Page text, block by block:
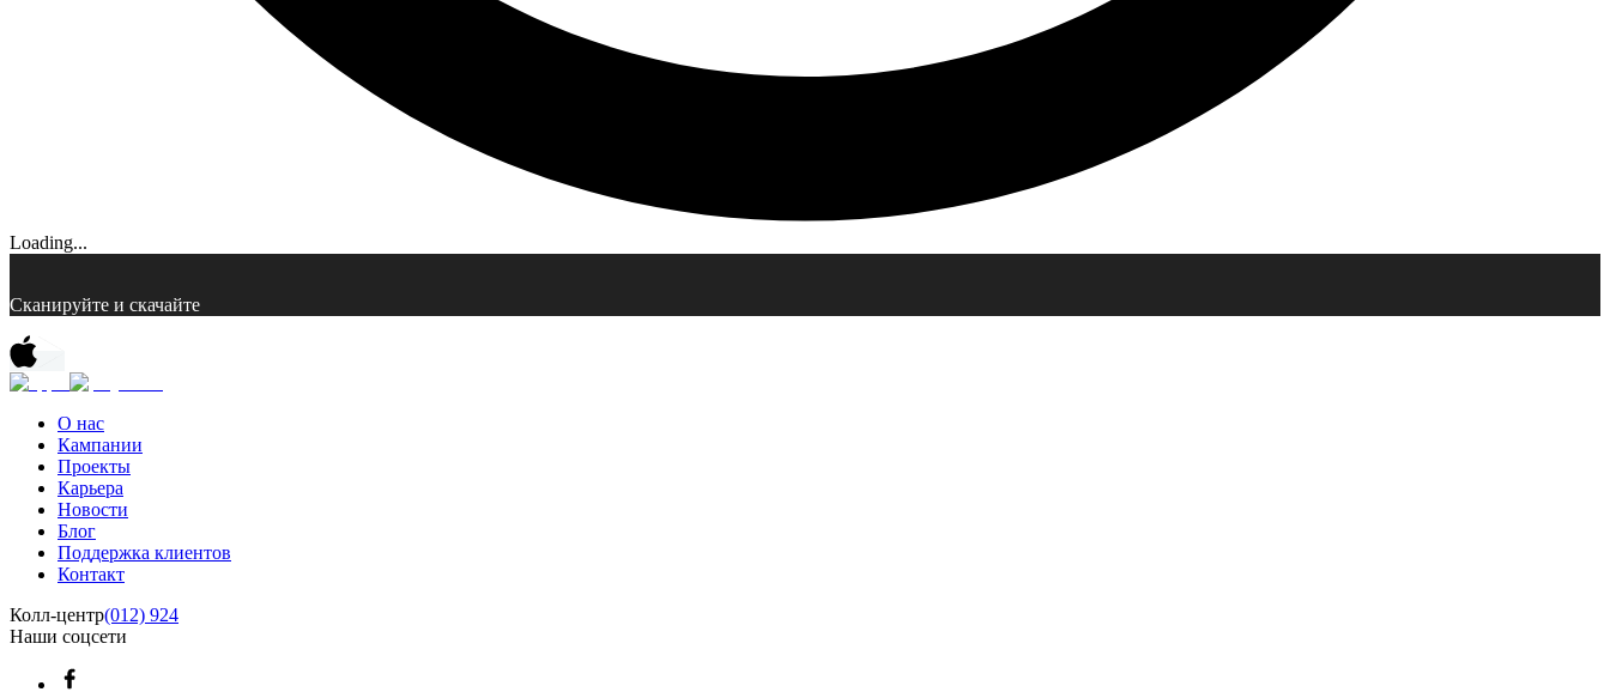
Loading...
Сканируйте и скачайте
О нас
Кампании
Проекты
Карьера
Новости
Блог
Поддержка клиентов
Контакт
Колл-центр(012) 924
Наши соцсети